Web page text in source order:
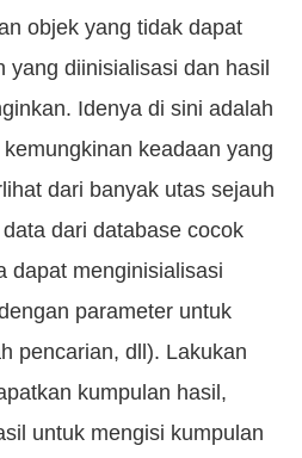
objek yang tidak dapat
yang diinisialisasi dan hasil
Idenya di sini adalah
keadaan yang
dari banyak utas sejauh
dari database cocok
dapat menginisialisasi
parameter untuk
pencarian, dll). Lakukan
kumpulan hasil,
untuk mengisi kumpulan